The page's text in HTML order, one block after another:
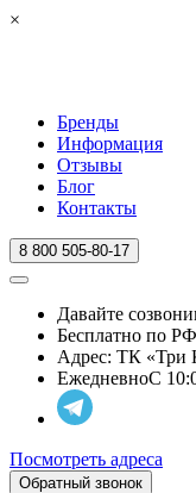
×
Бренды
Информация
Отзывы
Блог
Контакты
8 800 505-80-17
Давайте
Бесплатно по РФ
Адрес: ТК «Три
ЕжедневноС
Посмотреть адреса
Обратный звонок